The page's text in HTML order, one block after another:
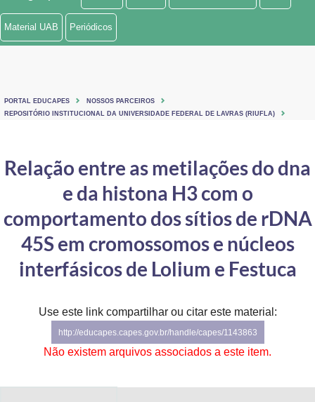
Ministério de Minas e Energia
Ministério do Turismo
Controladoria-Geral da União
Secretaria-Geral
Secretaria de Governo
Advocacia-Geral da União
Banco Central do Brasil
Planalto
Material UAB Periódicos
PORTAL EDUCAPES
NOSSOS PARCEIROS
REPOSITÓRIO INSTITUCIONAL DA UNIVERSIDADE FEDERAL DE LAVRAS (RIUFLA)
Relação entre as metilações do dna
e da histona H3 com o
comportamento dos sítios de rDNA
45S em cromossomos e núcleos
interfásicos de Lolium e Festuca
Use este link compartilhar ou citar este material:
http://educapes.capes.gov.br/handle/capes/1143863
Não existem arquivos associados a este item.